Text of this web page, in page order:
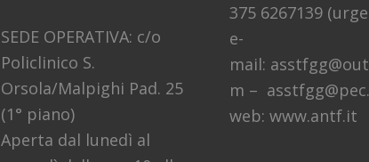
SEDE OPERATIVA: c/o
Policlinico S.
Orsola/Malpighi Pad. 25
(1° piano)
Aperta dal lunedì al
375 6267139
e-
mail:
m –
web: www.antf.it